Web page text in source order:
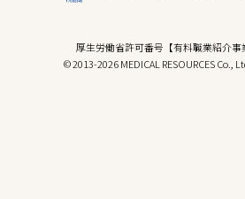
厚生労働省許可番号【有料職業紹介事
© 2013-2026 MEDICAL RESOURCES Co.,